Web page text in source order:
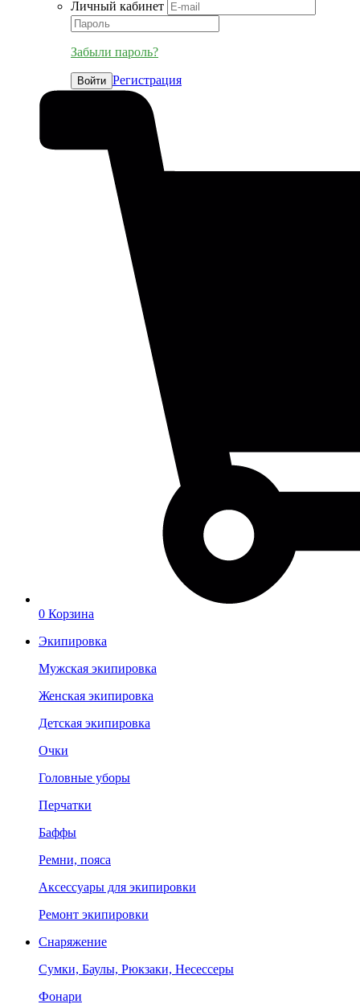
Личный кабинет
Забыли пароль?
Войти Регистрация
0 Корзина
Экипировка
Мужская экипировка
Женская экипировка
Детская экипировка
Очки
Головные уборы
Перчатки
Баффы
Ремни, пояса
Аксессуары для экипировки
Ремонт экипировки
Снаряжение
Сумки, Баулы, Рюкзаки, Несессеры
Фонари